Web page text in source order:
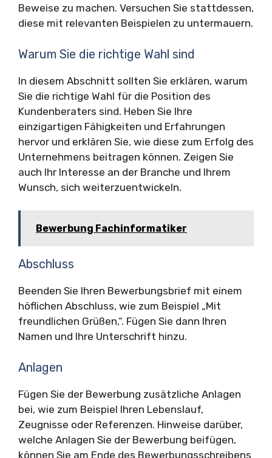
Beweise zu machen. Versuchen Sie stattdessen,
diese mit relevanten Beispielen zu untermauern.
Warum Sie die richtige Wahl sind
In diesem Abschnitt sollten Sie erklären, warum
Sie die richtige Wahl für die Position des
Kundenberaters sind. Heben Sie Ihre
einzigartigen Fähigkeiten und Erfahrungen
hervor und erklären Sie, wie diese zum Erfolg des
Unternehmens beitragen können. Zeigen Sie
auch Ihr Interesse an der Branche und Ihrem
Wunsch, sich weiterzuentwickeln.
Bewerbung Fachinformatiker
Abschluss
Beenden Sie Ihren Bewerbungsbrief mit einem
höflichen Abschluss, wie zum Beispiel „Mit
freundlichen Grüßen,“. Fügen Sie dann Ihren
Namen und Ihre Unterschrift hinzu.
Anlagen
Fügen Sie der Bewerbung zusätzliche Anlagen
bei, wie zum Beispiel Ihren Lebenslauf,
Zeugnisse oder Referenzen. Hinweise darüber,
welche Anlagen Sie der Bewerbung beifügen,
können Sie am Ende des Bewerbungsschreibens